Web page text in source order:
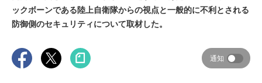
ックボーンである陸上自衛隊からの視点と一般的に不利とされる
防御側のセキュリティについて取材した。
通知